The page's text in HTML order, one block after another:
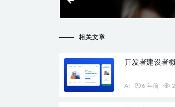
相关文章
开发者建设者
AI 6 年前